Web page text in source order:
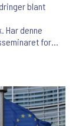
blant
Har denne
for